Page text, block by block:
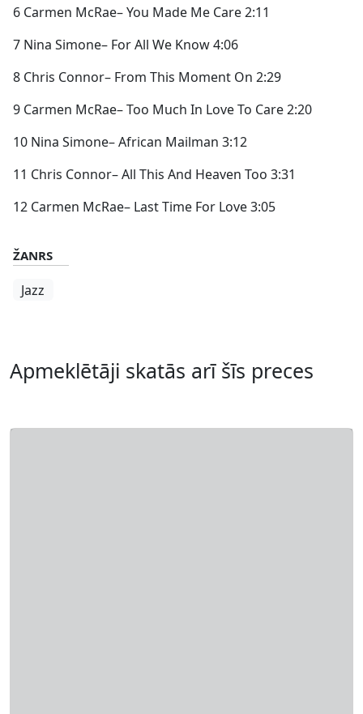
6 Carmen McRae– You Made Me Care 2:11
7 Nina Simone– For All We Know 4:06
8 Chris Connor– From This Moment On 2:29
9 Carmen McRae– Too Much In Love To Care 2:20
10 Nina Simone– African Mailman 3:12
11 Chris Connor– All This And Heaven Too 3:31
12 Carmen McRae– Last Time For Love 3:05
ŽANRS
Jazz
Apmeklētāji skatās arī šīs preces